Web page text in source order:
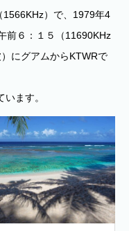
1566KHz）で、1979年4
前６：１５（11690KHz
にグアムからKTWRで
ます。